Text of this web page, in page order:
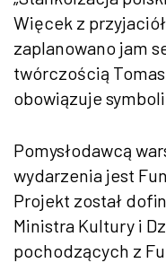
Więcek z
zaplanowano jam
twórczością
obowiązuje
Pomysłodawcą
wydarzenia jest
Projekt został
Ministra Kultury i
pochodzących z